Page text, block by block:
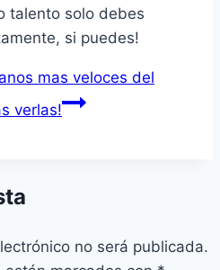
talento solo debes
si puedes!
mas veloces del
verlas!
no será publicada.